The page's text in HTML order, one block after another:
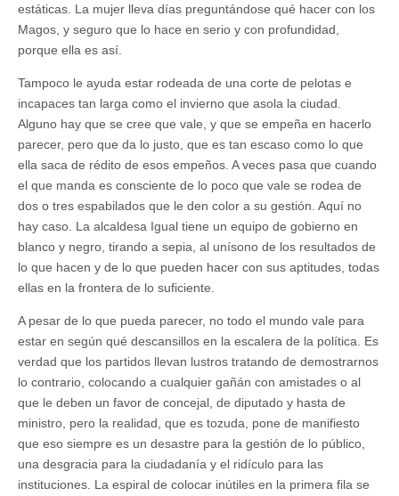
estáticas. La mujer lleva días preguntándose qué hacer con los
Magos, y seguro que lo hace en serio y con profundidad,
porque ella es así.
Tampoco le ayuda estar rodeada de una corte de pelotas e
incapaces tan larga como el invierno que asola la ciudad.
Alguno hay que se cree que vale, y que se empeña en hacerlo
parecer, pero que da lo justo, que es tan escaso como lo que
ella saca de rédito de esos empeños. A veces pasa que cuando
el que manda es consciente de lo poco que vale se rodea de
dos o tres espabilados que le den color a su gestión. Aquí no
hay caso. La alcaldesa Igual tiene un equipo de gobierno en
blanco y negro, tirando a sepia, al unísono de los resultados de
lo que hacen y de lo que pueden hacer con sus aptitudes, todas
ellas en la frontera de lo suficiente.
A pesar de lo que pueda parecer, no todo el mundo vale para
estar en según qué descansillos en la escalera de la política. Es
verdad que los partidos llevan lustros tratando de demostrarnos
lo contrario, colocando a cualquier gañán con amistades o al
que le deben un favor de concejal, de diputado y hasta de
ministro, pero la realidad, que es tozuda, pone de manifiesto
que eso siempre es un desastre para la gestión de lo público,
una desgracia para la ciudadanía y el ridículo para las
instituciones. La espiral de colocar inútiles en la primera fila se